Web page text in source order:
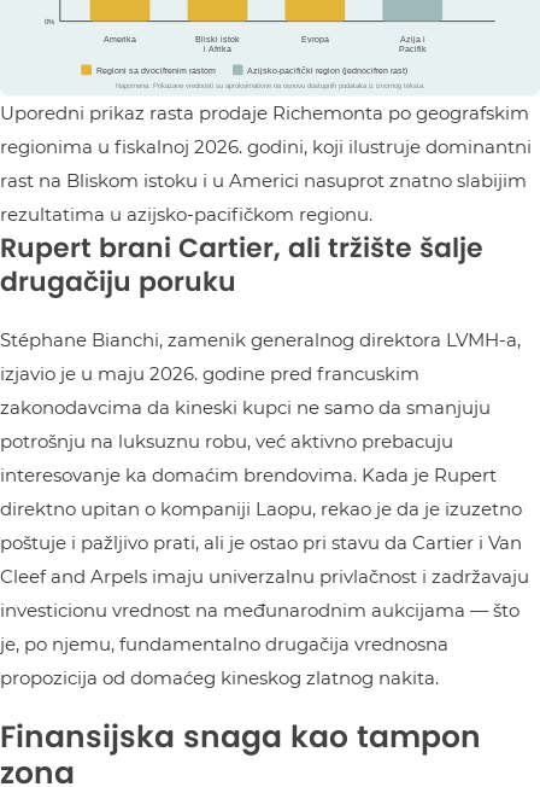
Uporedni prikaz rasta prodaje Richemonta po geografskim
regionima u fiskalnoj 2026. godini, koji ilustruje dominantni
rast na Bliskom istoku i u Americi nasuprot znatno slabijim
rezultatima u azijsko-pacifičkom regionu.
Rupert brani Cartier, ali tržište šalje
drugačiju poruku
Stéphane Bianchi, zamenik generalnog direktora LVMH-a,
izjavio je u maju 2026. godine pred francuskim
zakonodavcima da kineski kupci ne samo da smanjuju
potrošnju na luksuznu robu, već aktivno prebacuju
interesovanje ka domaćim brendovima. Kada je Rupert
direktno upitan o kompaniji Laopu, rekao je da je izuzetno
poštuje i pažljivo prati, ali je ostao pri stavu da Cartier i Van
Cleef and Arpels imaju univerzalnu privlačnost i zadržavaju
investicionu vrednost na međunarodnim aukcijama — što
je, po njemu, fundamentalno drugačija vrednosna
propozicija od domaćeg kineskog zlatnog nakita.
Finansijska snaga kao tampon
zona